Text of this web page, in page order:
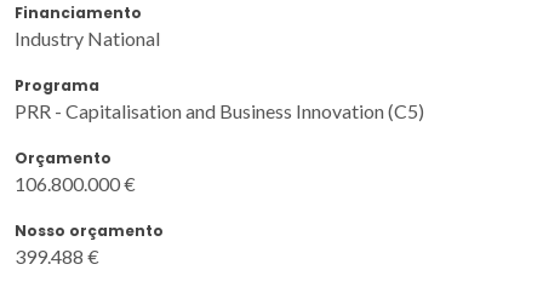
Financiamento
Industry National
Programa
PRR - Capitalisation and Business Innovation (C5)
Orçamento
106.800.000 €
Nosso orçamento
399.488 €